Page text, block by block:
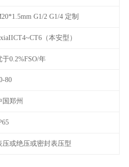
G1/2 G1/4 定制
（本安型）
于0.2%FSO/年
80
国郑州
压或绝压或密封表压型